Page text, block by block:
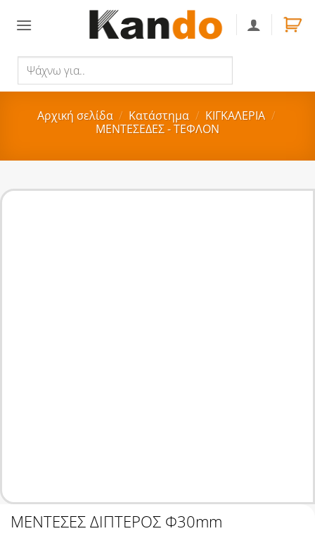
για..
Αρχική σελίδα / Κατάστημα / ΚΙΓΚΑΛΕΡΙΑ /
ΜΕΝΤΕΣΕΔΕΣ - ΤΕΦΛΟΝ
ΜΕΝΤΕΣΕΣ ΔΙΠΤΕΡΟΣ Φ30mm